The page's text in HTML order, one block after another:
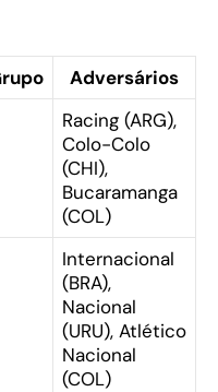
Adversários
Racing (ARG),
Colo-Colo
(CHI),
Bucaramanga
(COL)
Internacional
(BRA),
Nacional
(URU), Atlético
Nacional
(COL)